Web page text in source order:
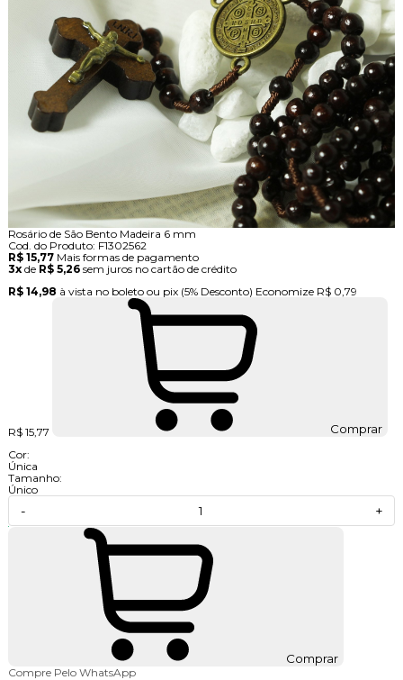
Rosário de São Bento Madeira 6 mm
Cod. do Produto: F1302562
R$ 15,77 Mais formas de pagamento
3xde R$ 5,26 sem juros no cartão de crédito
R$ 14,98 à vista no boleto ou pix (5% Desconto) Economize R$ 0,79
R$ 15,77 Comprar
Cor:
Única
Tamanho:
Único
- +
Comprar
Compre Pelo WhatsApp